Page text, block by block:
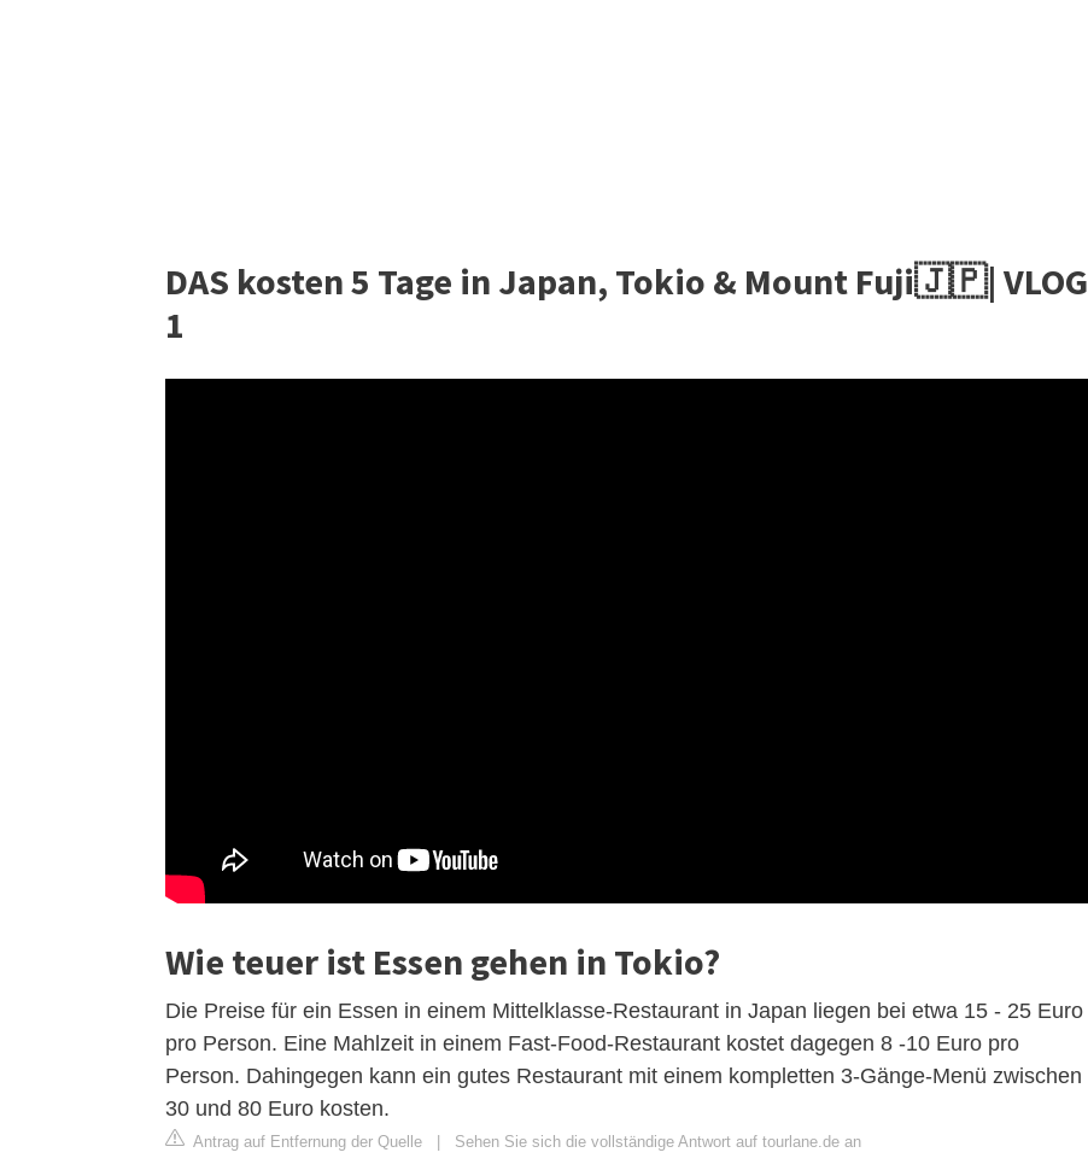
DAS kosten 5 Tage in Japan, Tokio & Mount Fuji🇯🇵| VLOG
1
Wie teuer ist Essen gehen in Tokio?
Die Preise für ein Essen in einem Mittelklasse-Restaurant in Japan liegen bei etwa 15 - 25 Euro
pro Person. Eine Mahlzeit in einem Fast-Food-Restaurant kostet dagegen 8 -10 Euro pro
Person. Dahingegen kann ein gutes Restaurant mit einem kompletten 3-Gänge-Menü zwischen
30 und 80 Euro kosten.
Antrag auf Entfernung der Quelle | Sehen Sie sich die vollständige Antwort auf tourlane.de an